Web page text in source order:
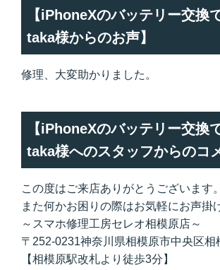
【iPhoneXのバッテリー交換
taka様からのお声】
修理、大変助かりました。
【iPhoneXのバッテリー交換
taka様へのスタッフからのコ
この度はご来店ありがとうございます。
また何かお困りの際はお気軽にお声掛
～スマホ修理工房セレオ相模原店～
〒252-0231神奈川県相模原市中央区相
【相模原駅改札より徒歩3分】